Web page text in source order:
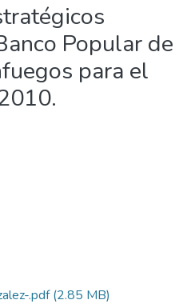
Popular de
para el
.pdf(2.85 MB)